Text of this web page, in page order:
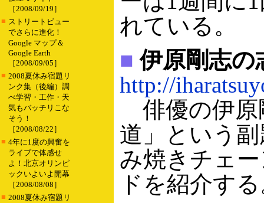
［2008/09/19］
■ ストリートビュー
でさらに進化！
Google マップ＆
Google Earth
［2008/09/05］
■ 2008夏休み宿題リ
ンク集（後編）調
べ学習・工作・天
気もバッチリこな
そう！
［2008/08/22］
■ 4年に1度の興奮を
ライブで体感せ
よ！北京オリンピ
ックいよいよ開幕
［2008/08/08］
■ 2008夏休み宿題リ
れている。
■伊原剛志の
http://
俳優の伊原
道」という
み焼きチェ
ドを紹介す